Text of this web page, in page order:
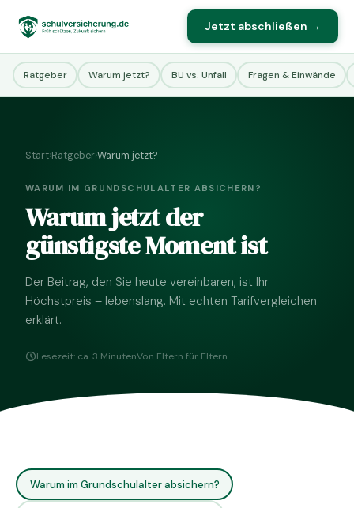
Jetzt abschließen →
Ratgeber Warum jetzt? BU vs. Unfall Fragen & Einwände
Start›Ratgeber›Warum jetzt?
WARUM IM GRUNDSCHULALTER ABSICHERN?
Warum jetzt der
günstigste Moment ist
Der Beitrag, den Sie heute vereinbaren, ist Ihr
Höchstpreis – lebenslang. Mit echten Tarifvergleichen
erklärt.
Lesezeit: ca. 3 MinutenVon Eltern für Eltern
Warum im Grundschulalter absichern?